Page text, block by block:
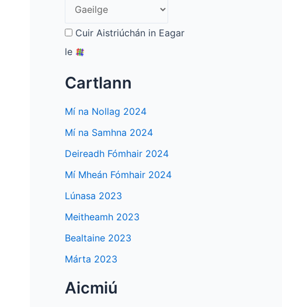
Cuir Aistriúchán in Eagar
le
Cartlann
Mí na Nollag 2024
Mí na Samhna 2024
Deireadh Fómhair 2024
Mí Mheán Fómhair 2024
Lúnasa 2023
Meitheamh 2023
Bealtaine 2023
Márta 2023
Aicmiú